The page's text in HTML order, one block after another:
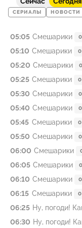
СЕРИАЛЫ НОВОСТИ
05:05 Смешарики
05:10 Смешарики
05:20 Смешарики
05:25 Смешарики
05:30 Смешарики
05:40 Смешарики
05:45 Смешарики
05:50 Смешарики
06:00 Смешарики
06:05 Смешарики
06:10 Смешарики
06:15 Смешарики
06:25 Ну, погоди!
06:30 Ну, погоди!